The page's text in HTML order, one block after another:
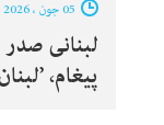
لبنانی
پیغام،